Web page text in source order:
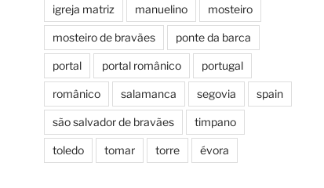
igreja matriz manuelino mosteiro
mosteiro de bravães ponte da barca
portal portal românico portugal
românico salamanca segovia spain
são salvador de bravães timpano
toledo tomar torre évora